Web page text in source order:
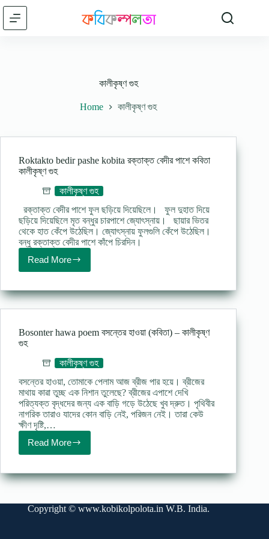
Skip
content
কালীকৃষ্ণ গুহ
Home কালীকৃষ্ণ গুহ
Roktakto bedir pashe kobita রক্তাক্ত বেদীর পাশে কবিতা
কালীকৃষ্ণ গুহ
কালীকৃষ্ণ গুহ
রক্তাক্ত বেদীর পাশে ফুল ছড়িয়ে দিয়েছিলে। ফুল দুহাত দিয়ে
ছড়িয়ে দিয়েছিলে মৃত বন্ধুর চারপাশে জ্যোৎস্নায়। ছায়ার ভিতর
থেকে হাত কেঁপে উঠেছিল। জ্যোৎস্নায় ফুলগুলি কেঁপে উঠেছিল।
বন্ধু রক্তাক্ত বেদীর পাশে কাঁপে চিরদিন।
Read More
Roktakto
bedir
kobita
পাশে
কবিতা
গুহ
Bosonter hawa poem বসন্তের হাওয়া (কবিতা) – কালীকৃষ্ণ
গুহ
কালীকৃষ্ণ গুহ
বসন্তের হাওয়া, তােমাকে পেলাম আজ ব্রীজ পার হয়ে। ব্রীজের
মাথায় কাৱা তুচ্ছ এক নিশান তুলেছে? ব্রীজের এপাশে দেখি
পরিত্যক্ত বৃদ্ধদের জন্য এক বাড়ি গড়ে উঠেছে খুব দ্রুত। পৃথিবীর
নাগরিক তারাও যাদের কোন বাড়ি নেই, পরিজন নেই। তারা কেউ
ক্ষীণ দৃষ্টি,…
Read More
Bosonter
hawa
বসন্তের
–
Copyright © www.kobikolpolota.in W.B. India.